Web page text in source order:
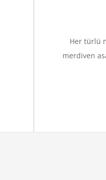
Her türlü
merdiven